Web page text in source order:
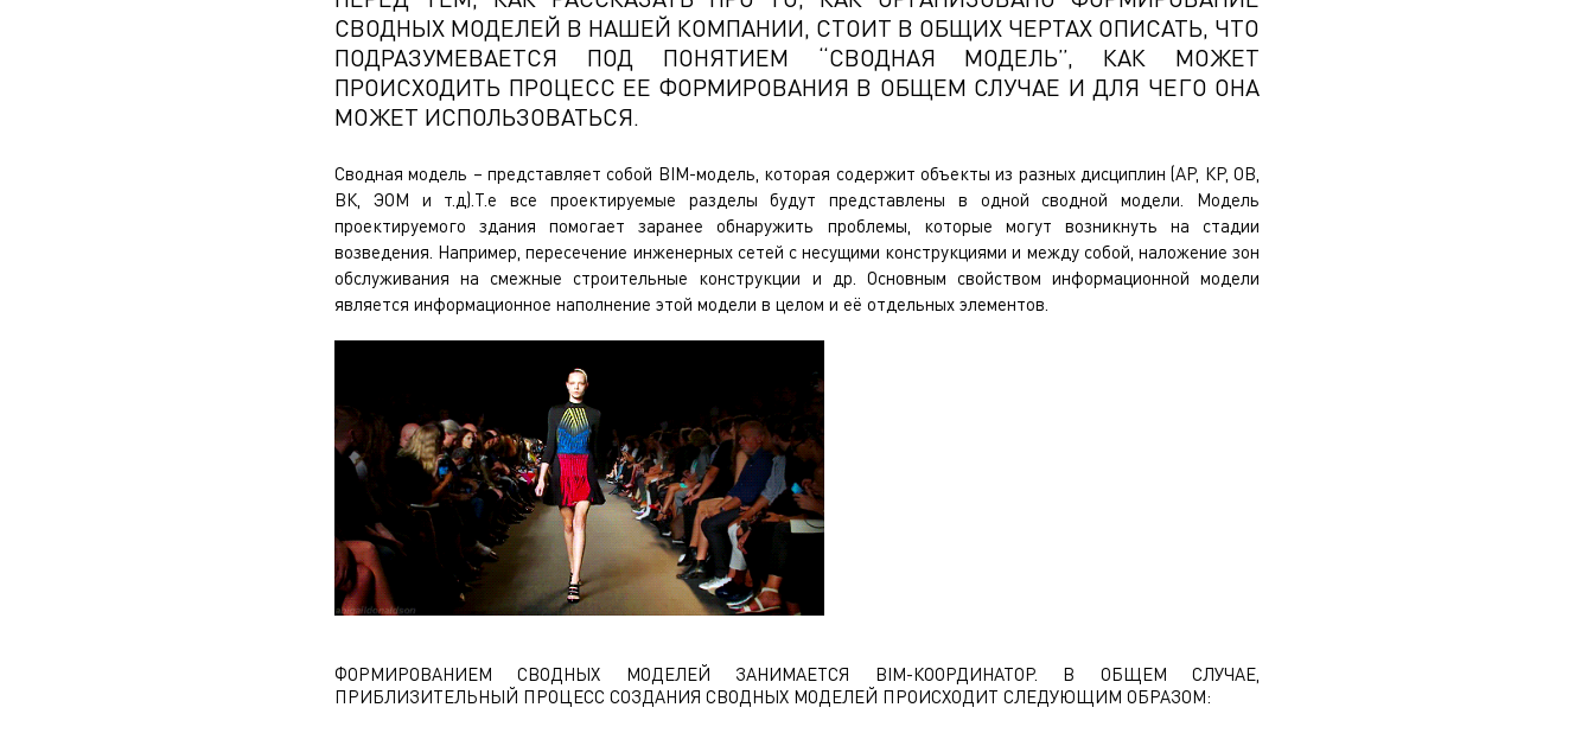
СВОДНЫХ МОДЕЛЕЙ В НАШЕЙ КОМПАНИИ, СТОИТ В ОБЩИХ ЧЕРТАХ ОПИСАТЬ, ЧТО
ПОДРАЗУМЕВАЕТСЯ ПОД ПОНЯТИЕМ “СВОДНАЯ МОДЕЛЬ”, КАК МОЖЕТ
ПРОИСХОДИТЬ ПРОЦЕСС ЕЕ ФОРМИРОВАНИЯ В ОБЩЕМ СЛУЧАЕ И ДЛЯ ЧЕГО ОНА
МОЖЕТ ИСПОЛЬЗОВАТЬСЯ.
Сводная модель – представляет собой BIM-модель, которая содержит объекты из разных дисциплин (АР, КР, ОВ,
ВК, ЭОМ и т.д).Т.е все проектируемые разделы будут представлены в одной сводной модели. Модель
проектируемого здания помогает заранее обнаружить проблемы, которые могут возникнуть на стадии
возведения. Например, пересечение инженерных сетей с несущими конструкциями и между собой, наложение зон
обслуживания на смежные строительные конструкции и др. Основным свойством информационной модели
является информационное наполнение этой модели в целом и её отдельных элементов.
ФОРМИРОВАНИЕМ СВОДНЫХ МОДЕЛЕЙ ЗАНИМАЕТСЯ BIM-КООРДИНАТОР. В ОБЩЕМ СЛУЧАЕ,
ПРИБЛИЗИТЕЛЬНЫЙ ПРОЦЕСС СОЗДАНИЯ СВОДНЫХ МОДЕЛЕЙ ПРОИСХОДИТ СЛЕДУЮЩИМ ОБРАЗОМ: